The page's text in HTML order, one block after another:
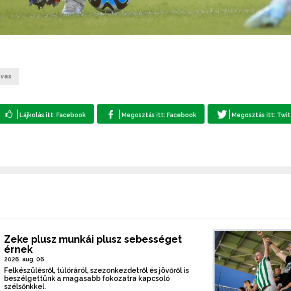
vas
Zeke plusz munkái plusz sebességet
érnek
2026. aug. 06.
Felkészülésről, túlóráról, szezonkezdetről és jövőről is
beszélgettünk a magasabb fokozatra kapcsoló
szélsőnkkel.